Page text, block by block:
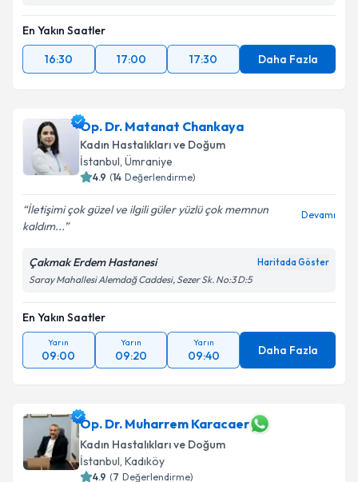
En Yakın Saatler
16:30
17:00 17:30 Daha Fazla
Op. Dr. Matanat Chankaya
Kadın Hastalıkları ve Doğum
İstanbul, Ümraniye
4.9 (14 Değerlendirme)
İletişimi çok güzel ve ilgili güler yüzlü çok memnun
kaldım...
Devamı
Çakmak Erdem Hastanesi Haritada Göster
Saray Mahallesi Alemdağ Caddesi, Sezer Sk. No:3 D:5
En Yakın Saatler
Yarın
09:00
Yarın
09:20
Yarın
09:40 Daha Fazla
Op. Dr. Muharrem Karacaer
Kadın Hastalıkları ve Doğum
İstanbul, Kadıköy
4.9 (7 Değerlendirme)